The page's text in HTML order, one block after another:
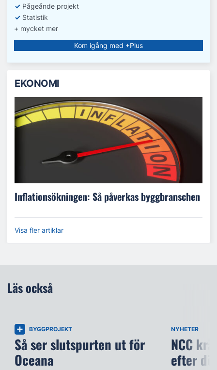
✓ Pågeånde projekt
✓ Statistik
+ mycket mer
Kom igång med +Plus
EKONOMI
Inflationsökningen: Så påverkas byggbranschen
Visa fler artiklar
Läs också
BYGGPROJEKT
Så ser slutspurten ut för
Oceana
NYHETER
NCC
efter